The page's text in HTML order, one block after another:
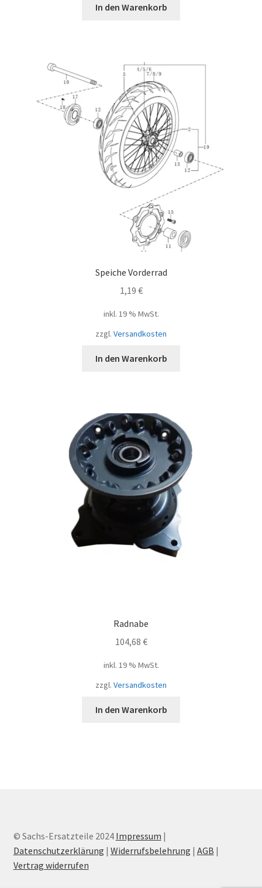
In den Warenkorb
Speiche Vorderrad
1,19 €
inkl. 19 % MwSt.
zzgl. Versandkosten
In den Warenkorb
Radnabe
104,68 €
inkl. 19 % MwSt.
zzgl. Versandkosten
In den Warenkorb
© Sachs-Ersatzteile 2024 Impressum |
Datenschutzerklärung | Widerrufsbelehrung | AGB |
Vertrag widerrufen